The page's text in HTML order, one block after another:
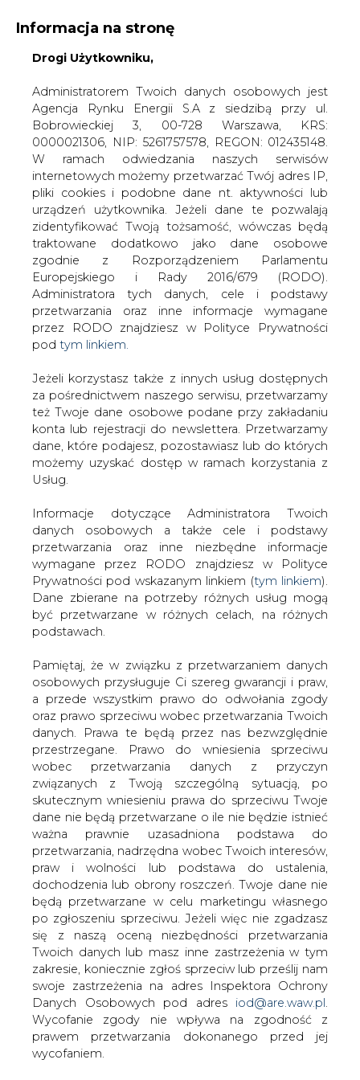
KONTAKT:
WYDAWCA PORTALU:
WYSOKI KONTRAST A A
ZALOGUJ SIĘ
WŁĄCZ CIRE.TV
Informacja na stronę
Drogi Użytkowniku,
Administratorem Twoich danych osobowych jest
Agencja Rynku Energii S.A z siedzibą przy ul.
Bobrowieckiej 3, 00-728 Warszawa, KRS:
0000021306, NIP: 5261757578, REGON: 012435148.
W ramach odwiedzania naszych serwisów
internetowych możemy przetwarzać Twój adres IP,
pliki cookies i podobne dane nt. aktywności lub
urządzeń użytkownika. Jeżeli dane te pozwalają
zidentyfikować Twoją tożsamość, wówczas będą
traktowane dodatkowo jako dane osobowe
zgodnie z Rozporządzeniem Parlamentu
Europejskiego i Rady 2016/679 (RODO).
Administratora tych danych, cele i podstawy
przetwarzania oraz inne informacje wymagane
przez RODO znajdziesz w Polityce Prywatności
pod tym linkiem.
Jeżeli korzystasz także z innych usług dostępnych
za pośrednictwem naszego serwisu, przetwarzamy
też Twoje dane osobowe podane przy zakładaniu
konta lub rejestracji do newslettera. Przetwarzamy
dane, które podajesz, pozostawiasz lub do których
możemy uzyskać dostęp w ramach korzystania z
Usług.
Informacje dotyczące Administratora Twoich
danych osobowych a także cele i podstawy
przetwarzania oraz inne niezbędne informacje
wymagane przez RODO znajdziesz w Polityce
Prywatności pod wskazanym linkiem (tym linkiem).
Dane zbierane na potrzeby różnych usług mogą
być przetwarzane w różnych celach, na różnych
podstawach.
Pamiętaj, że w związku z przetwarzaniem danych
osobowych przysługuje Ci szereg gwarancji i praw,
a przede wszystkim prawo do odwołania zgody
oraz prawo sprzeciwu wobec przetwarzania Twoich
danych. Prawa te będą przez nas bezwzględnie
przestrzegane. Prawo do wniesienia sprzeciwu
wobec przetwarzania danych z przyczyn
związanych z Twoją szczególną sytuacją, po
skutecznym wniesieniu prawa do sprzeciwu Twoje
dane nie będą przetwarzane o ile nie będzie istnieć
ważna prawnie uzasadniona podstawa do
przetwarzania, nadrzędna wobec Twoich interesów,
praw i wolności lub podstawa do ustalenia,
dochodzenia lub obrony roszczeń. Twoje dane nie
będą przetwarzane w celu marketingu własnego
po zgłoszeniu sprzeciwu. Jeżeli więc nie zgadzasz
się z naszą oceną niezbędności przetwarzania
Twoich danych lub masz inne zastrzeżenia w tym
zakresie, koniecznie zgłoś sprzeciw lub prześlij nam
swoje zastrzeżenia na adres Inspektora Ochrony
Danych Osobowych pod adres iod@are.waw.pl
Wycofanie zgody nie wpływa na zgodność z
prawem przetwarzania dokonanego przed jej
wycofaniem.
Strona główna
SERWIS INFORMACYJNY CIRE
/ PGE. Wartość firmy wzrośnie trzykrotnie
2007-10-30 00:00
skomentuj
udostępnij:
PGE. Wartość firmy wzrośnie
trzykrotnie
Wartość Polskiej Grupy Energetycznej
(PGE), która w IV kw. 2008 roku
zadebiutuje na giełdzie, ma wzrosnąć
do 70-85 mld zł do 2012 roku z 27 mld zł
obecnie, poinformował we wtorek
prezes PGE Paweł Urbański.
"Aspiracją firmy jest potrojenie wartości w latach 2008-
2012" - powiedział Urbański podczas prezentacji nowej
kampanii reklamowej spółki. Dodał, że spodziewa się, że
wartość spółki w 2012 roku wyniesie 70-85 mld zł w
porównaniu do sumy aktywów netto firm, wchodzących
w skład PGE, wynoszącej 27 mld zł na dzień konsolidacji.
Urbański poinformował, że wzrost wartości będzie też
związany z akwizycjami spółki. "Będziemy się głównie
koncentrować na rynku polskim, ale przewiduję także
kilka akwizycji za granicą, w Europie Centralnej i
Wschodniej" - powiedział. Podkreślił, że do grupy
aktywów zagranicznych zalicza udział w elektrowni